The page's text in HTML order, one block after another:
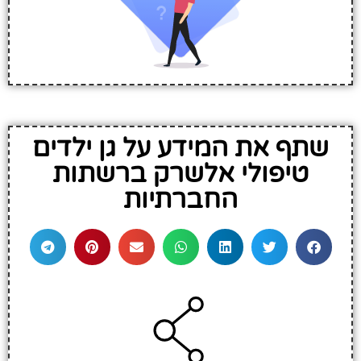
שתף את המידע על גן ילדים
טיפולי אלשרק ברשתות
החברתיות